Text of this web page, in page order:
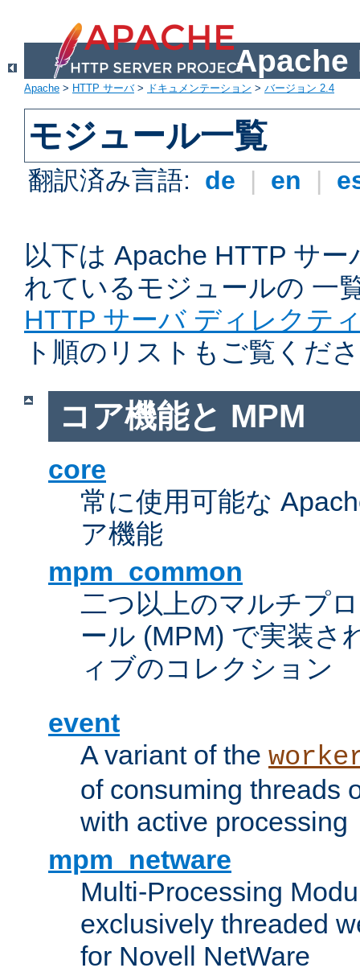
Apache
Apache > HTTP サーバ> ドキュメンテーション > バージョン 2.4
モジュール一覧
翻訳済み言語: de | en |
以下は Apache HTTP サ
れているモジュールの 一
HTTP サーバ ディレクテ
ト順のリストもご覧くだ
コア機能と MPM
core
常に使用可能な
ア機能
mpm_common
二つ以上のマルチプ
ール (MPM) で実装さ
ィブのコレクション
event
A variant of the
of consuming threads
with active processing
mpm_netware
Multi-Processing
exclusively threaded
for Novell NetWare